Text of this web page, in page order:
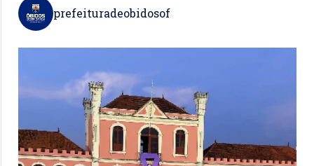
prefeituradeobidosof